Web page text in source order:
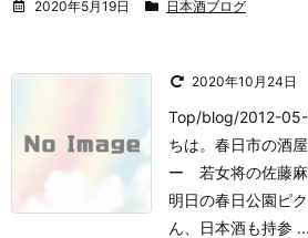
2020年5月19日 日本酒ブログ
2020年10月24日
Top/blog/2012-
ちは。春日市の酒
ー 若女将の佐藤麻
明日の春日公園ピ
ん、日本酒も持参 ...